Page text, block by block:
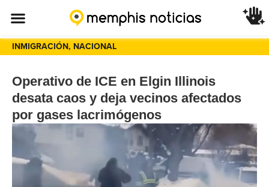
INMIGRACIÓN, NACIONAL
Operativo de ICE en Elgin Illinois
desata caos y deja vecinos afectados
por gases lacrimógenos